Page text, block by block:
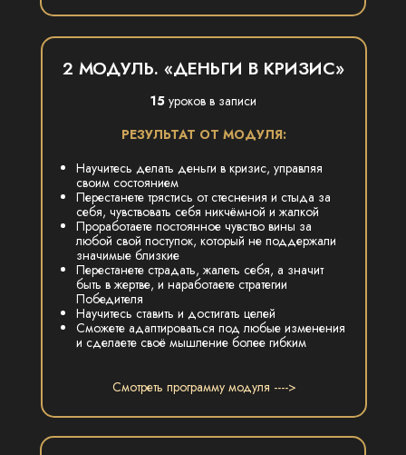
2 МОДУЛЬ. «ДЕНЬГИ В КРИЗИС»
15 уроков в записи
Смотреть программу модуля ---->
РЕЗУЛЬТАТ ОТ МОДУЛЯ:
Научитесь делать деньги в кризис, управляя
своим состоянием
Перестанете трястись от стеснения и стыда за
себя, чувствовать себя никчёмной и жалкой
Проработаете постоянное чувство вины за
любой свой поступок, который не поддержали
значимые близкие
Перестанете страдать, жалеть себя, а значит
быть в жертве, и наработаете стратегии
Победителя
Научитесь ставить и достигать целей
Сможете адаптироваться под любые изменения
и сделаете своё мышление более гибким